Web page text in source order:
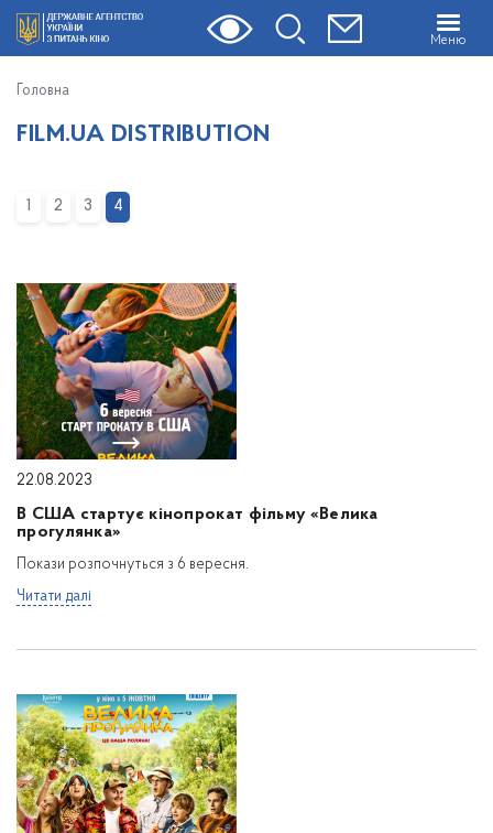
Меню
Головна
FILM.UA DISTRIBUTION
1 2 3 4
22.08.2023
В США стартує кінопрокат фільму «Велика
прогулянка»
Покази розпочнуться з 6 вересня.
Читати далі